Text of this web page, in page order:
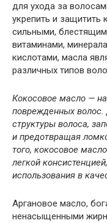
для ухода за
укрепить и
сильными,
витаминами,
кислотами, масла
различных типов
Кокосовое масло —
поврежденных волос.
структуры волоса,
и предотвращая
того, кокосовое
легкой
использования в
Аргановое масло,
ненасыщенными